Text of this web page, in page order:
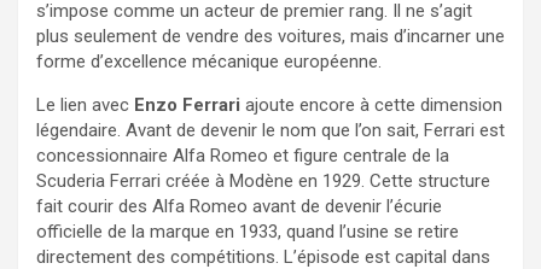
s’impose comme un acteur de premier rang. Il ne s’agit
plus seulement de vendre des voitures, mais d’incarner une
forme d’excellence mécanique européenne.
Le lien avec Enzo Ferrari ajoute encore à cette dimension
légendaire. Avant de devenir le nom que l’on sait, Ferrari est
concessionnaire Alfa Romeo et figure centrale de la
Scuderia Ferrari créée à Modène en 1929. Cette structure
fait courir des Alfa Romeo avant de devenir l’écurie
officielle de la marque en 1933, quand l’usine se retire
directement des compétitions. L’épisode est capital dans